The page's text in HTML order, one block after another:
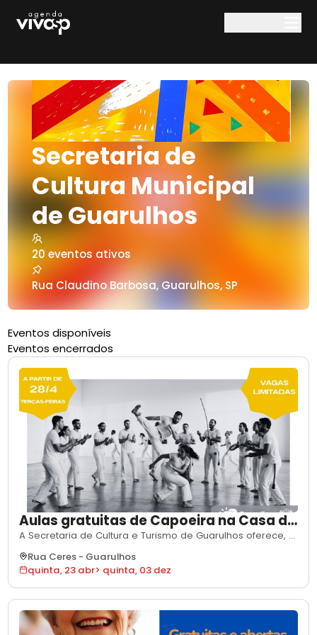
Secretaria de
Cultura Municipal
de Guarulhos
20 eventos ativos
Rua Claudino Barbosa,Guarulhos, SP
Eventos disponíveis
Eventos encerrados
Aulas gratuitas de Capoeira na Casa de
Cultura Popular São Rafael
A Secretaria de Cultura e Turismo de Guarulhos oferece, a
partir de 23 de abril de 2026, aulas gratuitas de capoeira
na Casa de Cultura Popular São Rafael. As atividades
acontecem às terças-feiras, das 8h às 9h, e se estendem
até 3 de dezembro de 2026. As aulas são ministradas
pelo professor voluntá
Rua Ceres - Guarulhos
quinta, 23 abr> quinta, 03 dez